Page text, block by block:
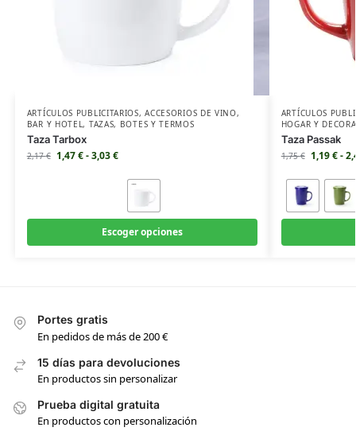
ARTÍCULOS PUBLICITARIOS,ACCESORIOS DE VINO,
BAR Y HOTEL, TAZAS, BOTES Y TERMOS
Taza Tarbox
2,17€ 1,47€-3,03€
Escoger opciones
ARTÍCULOS
HOGAR Y
Taza Passak
1,75€ 1,19€-
Portes gratis
En pedidos de más de 200 €
15 días para devoluciones
En productos sin personalizar
Prueba digital gratuita
En productos con personalización